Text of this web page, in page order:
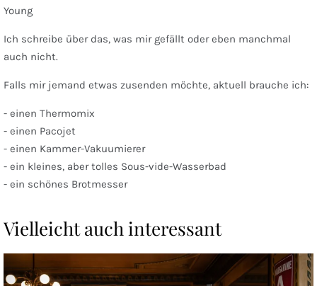
Young
Ich schreibe über das, was mir gefällt oder eben manchmal
auch nicht.
Falls mir jemand etwas zusenden möchte, aktuell brauche ich:
- einen Thermomix
- einen Pacojet
- einen Kammer-Vakuumierer
- ein kleines, aber tolles Sous-vide-Wasserbad
- ein schönes Brotmesser
Vielleicht auch interessant